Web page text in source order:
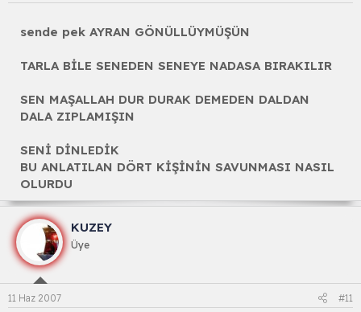
sende pek AYRAN GÖNÜLLÜYMÜŞÜN
TARLA BİLE SENEDEN SENEYE NADASA BIRAKILIR
SEN MAŞALLAH DUR DURAK DEMEDEN DALDAN
DALA ZIPLAMIŞIN
SENİ DİNLEDİK
BU ANLATILAN DÖRT KİŞİNİN SAVUNMASI NASIL
OLURDU
KUZEY
Üye
11 Haz 2007 #11